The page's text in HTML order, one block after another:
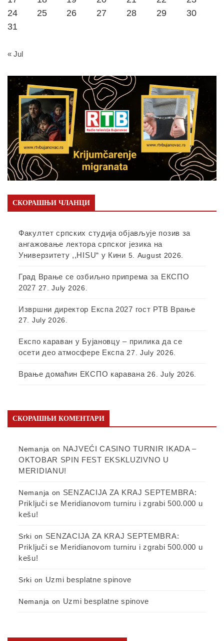
24
25 26 27 28 29
30
31
« Jul
СКОРАШЊИ ЧЛАНЦИ
Факултет српских студија објављује позив за
ангажовање лектора српског језика на
Универзитету ,,HISU“ у Кини 5. August 2026.
Град Врање се озбиљно припрема за ЕКСПО
2027 27. July 2026.
Извршни директор Експа 2027 гост РТВ Врање
27. July 2026.
Експо караван у Бујановцу – прилика да се
осети део атмосфере Експа 27. July 2026.
Врање домаћин ЕКСПО каравана 26. July 2026.
СКОРАШЊИ КОМЕНТАРИ
Nemanja on NAJVEĆI CASINO TURNIR IKADA –
OKTOBAR SPIN FEST EKSKLUZIVNO U
MERIDIANU!
Nemanja on SENZACIJA ZA KRAJ SEPTEMBRA:
Priključi se Meridianovom turniru i zgrabi 500.000 u
kešu!
Srki on SENZACIJA ZA KRAJ SEPTEMBRA:
Priključi se Meridianovom turniru i zgrabi 500.000 u
kešu!
Srki on Uzmi besplatne spinove
Nemanja on Uzmi besplatne spinove